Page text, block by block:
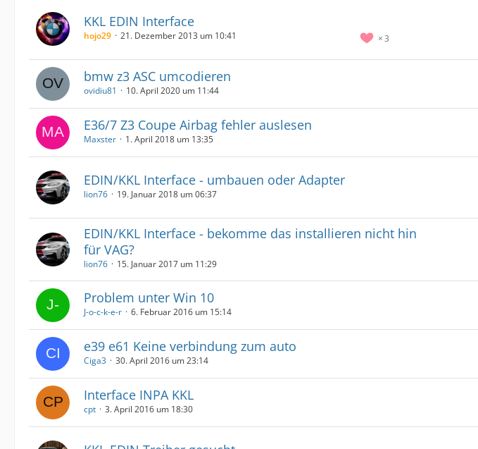
KKL EDIN Interface
3
hojo29 21. Dezember 2013 um 10:41
bmw z3 ASC umcodieren
ovidiu81 10. April 2020 um 11:44
E36/7 Z3 Coupe Airbag fehler auslesen
Maxster 1. April 2018 um 13:35
EDIN/KKL Interface - umbauen oder Adapter
lion76 19. Januar 2018 um 06:37
EDIN/KKL Interface - bekomme das installieren nicht hin
für VAG?
lion76 15. Januar 2017 um 11:29
Problem unter Win 10
J-o-c-k-e-r 6. Februar 2016 um 15:14
e39 e61 Keine verbindung zum auto
Ciga3 30. April 2016 um 23:14
Interface INPA KKL
cpt 3. April 2016 um 18:30